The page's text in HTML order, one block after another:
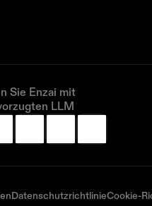
Sie Enzai mit
LLM
DatenschutzrichtlinieCookie-